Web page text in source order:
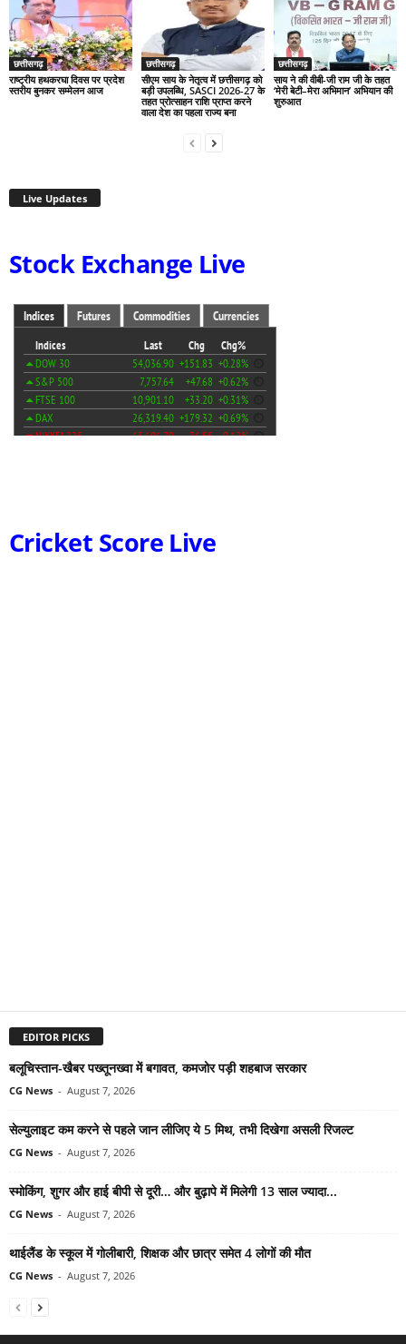
छत्तीसगढ़
राष्ट्रीय हथकरघा दिवस पर प्रदेश
स्तरीय बुनकर सम्मेलन आज
छत्तीसगढ़
सीएम साय के नेतृत्व में छत्तीसगढ़ को
बड़ी उपलब्धि, SASCI 2026-27 के
तहत प्रोत्साहन राशि प्राप्त करने
वाला देश का पहला राज्य बना
छत्तीसगढ़
साय ने की वीबी-जी राम जी के तहत
‘मेरी बेटी–मेरा अभिमान’ अभियान की
शुरुआत
Live Updates
Stock Exchange Live
Cricket Score Live
EDITOR PICKS
बलूचिस्तान-खैबर पख्तूनख्वा में बगावत, कमजोर पड़ी शहबाज सरकार
CG News - August 7, 2026
सेल्युलाइट कम करने से पहले जान लीजिए ये 5 मिथ, तभी दिखेगा असली रिजल्ट
CG News - August 7, 2026
स्मोकिंग, शुगर और हाई बीपी से दूरी… और बुढ़ापे में मिलेगी 13 साल ज्यादा...
CG News - August 7, 2026
थाईलैंड के स्कूल में गोलीबारी, शिक्षक और छात्र समेत 4 लोगों की मौत
CG News - August 7, 2026